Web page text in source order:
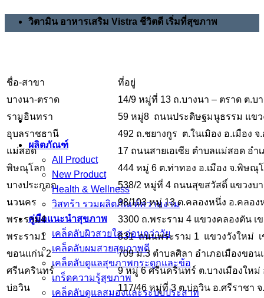
วิตามิน อาหารเสริม Vistra ชีวิตดี เริ่มที่สุขภาพ
ผลิตภัณฑ์
All Product
New Product
Health & Wellness
วิสทร้า รวมผลิตภัณฑ์ความงาม
คู่มือแนะนำสุขภาพ
เคล็ดลับผิวสวยใส อ่อนกว่าวัย
เคล็ดลับผมสวยสุขภาพดี
เคล็ดลับดูแลสุขภาพกระดูกและข้อ
เกร็ดความรู้สุขภาพ
เคล็ดลับดูแลสมองและระบบประสาท
ชื่อ-สาขา
ที่อยู่
บางนา-ตราด
14/9 หมู่ที่ 13 ถ.บางนา – ตราด ต.บ
รามอินทรา
59 หมู่8 ถนนประดิษฐมนูธรรม แขว
อุบลราชธานี
492 ถ.ชยางกูร ต.ในเมิอง อ.เมือง
แม่สอด
17 ถนนสายเอเซีย ตำบลแม่สอด อำ
พิษณุโลก
444 หมู่ 6 ต.ท่าทอง อ.เมือง จ.พิษณุ
บางประกอก
538/2 หมู่ที่ 4 ถนนสุขสวัสดิ์ แขวงบ
นวนคร
98/103 หมู่ 13 ต.คลองหนึ่ง อ.คลอง
พระราม4
3300 ถ.พระราม 4 แขวงคลองตัน เ
พระราม1
831 ถนนพระราม 1 แขวงวังใหม่
ขอนแก่น 2
709 ม.3 ตำบลศิลา อำเภอเมืองขอ
ศรีนครินทร์
9 หมู่ 6 ศรีนครินทร์ ต.บางเมืองใหม่
บ่อวิน
117/46 หมู่ที่ 3 ต.บ่อวิน อ.ศรีราชา